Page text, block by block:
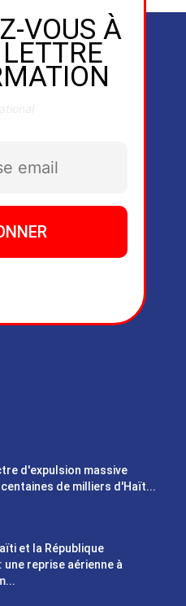
VOUS À
d'expulsion massive
de milliers d'Haït...
et la République
une reprise aérienne à